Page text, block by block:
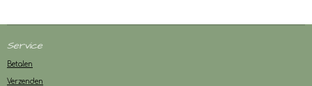
Service
Betalen
Verzenden